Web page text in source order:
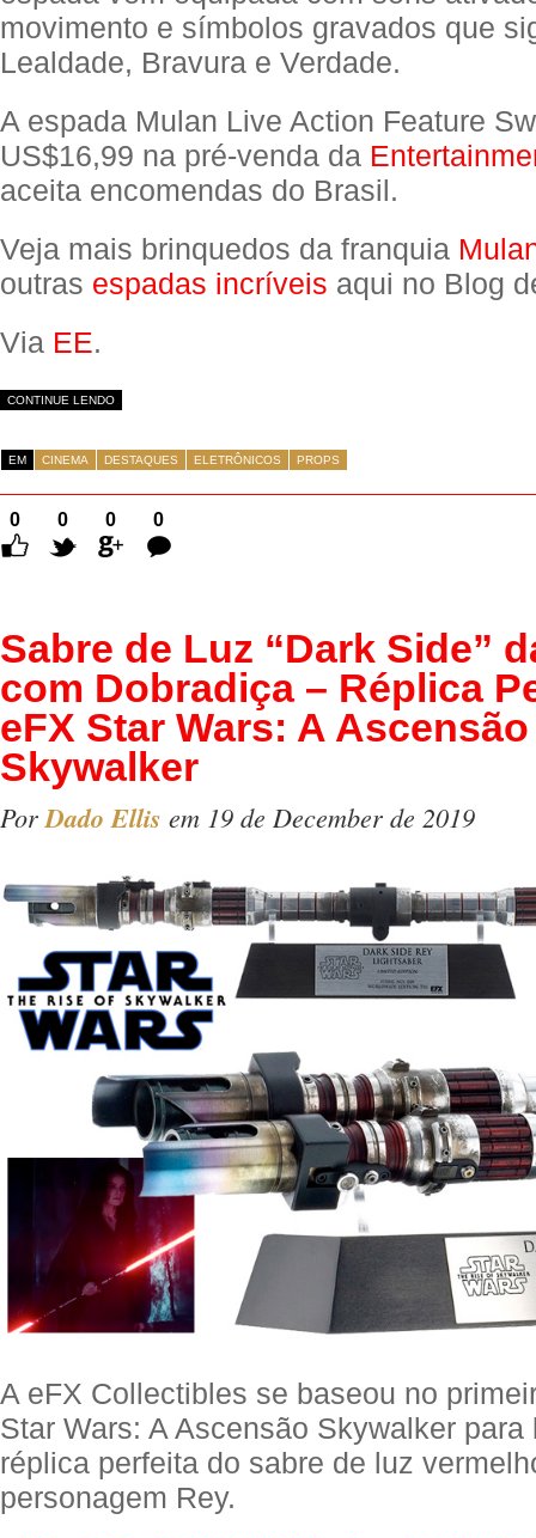
movimento e símbolos gravados que
Lealdade, Bravura e Verdade.
A espada Mulan Live Action Feature
US$16,99 na pré-venda da
aceita encomendas do Brasil.
Veja mais brinquedos da franquia
outras espadas incríveis aqui no Blog
Via EE.
CONTINUE LENDO
EM CINEMA DESTAQUES ELETRÔNICOS PROPS
0 0 0
0
Comentários
Sabre de Luz “Dark Side”
com Dobradiça – Réplica
eFX Star Wars: A Ascensão
Skywalker
PorDado Ellis em 19 de December de 2019
A eFX Collectibles se baseou no
Star Wars: A Ascensão Skywalker para
réplica perfeita do sabre de luz
personagem Rey.